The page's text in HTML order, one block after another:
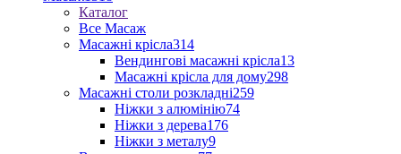
Каталог
Все Масаж
Масажні крісла314
Вендингові масажні крісла13
Масажні крісла для дому298
Масажні столи розкладні259
Ніжки з алюмінію74
Ніжки з дерева176
Ніжки з металу9